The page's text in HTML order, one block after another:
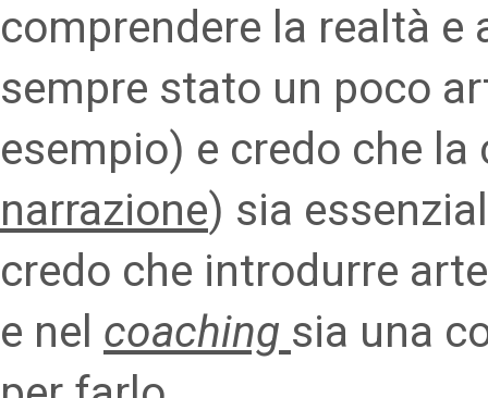
comprendere la realtà e
sempre stato un poco
esempio) e credo che
narrazione) sia
credo che introdurre
e nel coaching sia una